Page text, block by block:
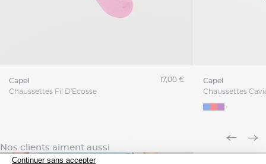
capel
Chaussettes Fil D'Ecosse
17,00 € capel
Nos clients aiment aussi